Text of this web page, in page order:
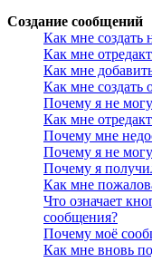
Создание сообщений
Как мне создать
Как мне
Как мне
Как мне создать
Почему я не
Как мне
Почему мне
Почему я не
Почему я
Как мне
Что означает
сообщения?
Почему моё
Как мне вновь